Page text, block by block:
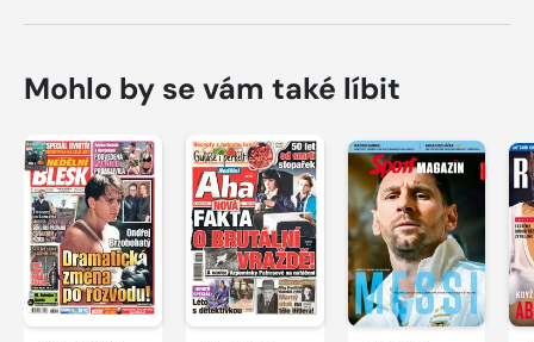
Mohlo by se vám také líbit